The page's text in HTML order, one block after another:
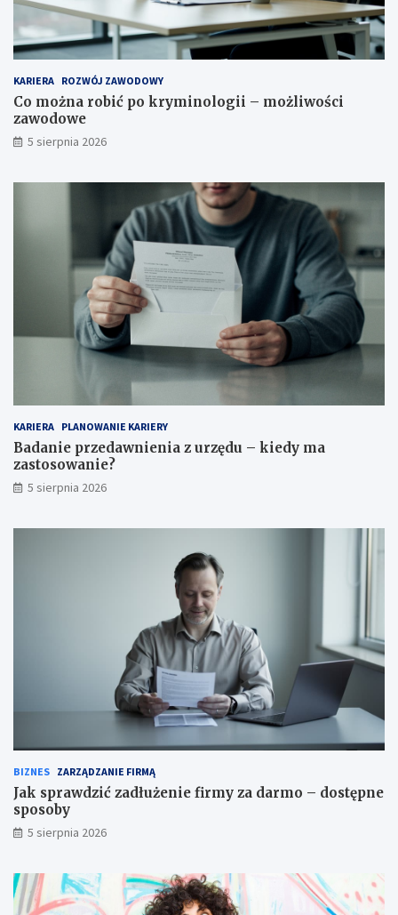
KARIERA ROZWÓJ ZAWODOWY
Co można robić po kryminologii – możliwości
zawodowe
5 sierpnia 2026
KARIERA PLANOWANIE KARIERY
Badanie przedawnienia z urzędu – kiedy ma
zastosowanie?
5 sierpnia 2026
BIZNES ZARZĄDZANIE FIRMĄ
Jak sprawdzić zadłużenie firmy za darmo – dostępne
sposoby
5 sierpnia 2026